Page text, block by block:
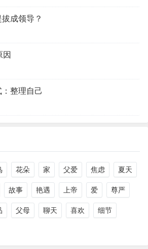
成领导？
因
整理自己
花朵 家 父爱 焦虑 夏天
故事 艳遇 上帝 爱 尊严
父母 聊天 喜欢 细节